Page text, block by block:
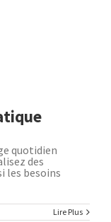
quotidien
des
les besoins
Lire Plus